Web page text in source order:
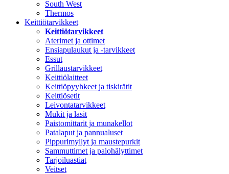
South West
Thermos
Keittiötarvikkeet
Keittiötarvikkeet
Aterimet ja ottimet
Ensiapulaukut ja -tarvikkeet
Essut
Grillaustarvikkeet
Keittiölaitteet
Keittiöpyyhkeet ja tiskirätit
Keittiösetit
Leivontatarvikkeet
Mukit ja lasit
Paistomittarit ja munakellot
Patalaput ja pannualuset
Pippurimyllyt ja maustepurkit
Sammuttimet ja palohälyttimet
Tarjoiluastiat
Veitset